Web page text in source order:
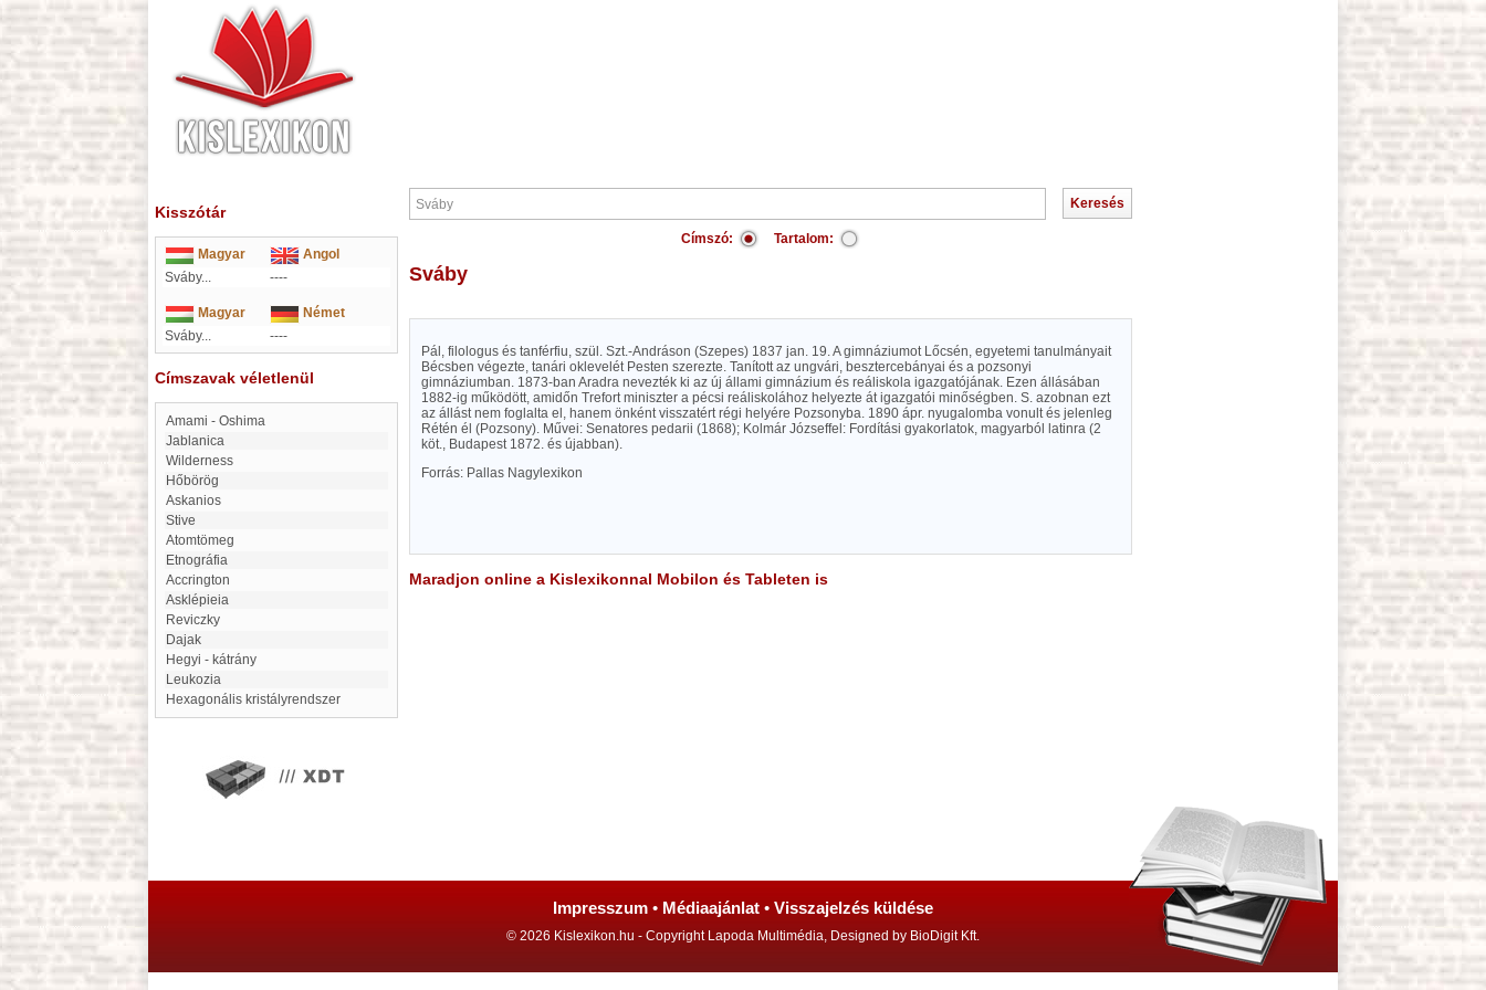
Kisszótár
Magyar
Angol
Sváby...
----
Magyar
Német
Sváby...
----
Címszavak véletlenül
Amami - Oshima
Jablanica
Wilderness
Hőbörög
Askanios
Stive
atomtömeg
etnográfia
Accrington
Asklépieia
Reviczky
Dajak
Hegyi - kátrány
Leukozia
Hexagonális kristályrendszer
Címszó: Tartalom:
Sváby
Pál, filologus és tanférfiu, szül. Szt.-Andráson (Szepes) 1837 jan. 19. A gimnáziumot Lőcsén, egyetemi tanulmányait
Bécsben végezte, tanári oklevelét Pesten szerezte. Tanított az ungvári, besztercebányai és a pozsonyi
gimnáziumban. 1873-ban Aradra nevezték ki az új állami gimnázium és reáliskola igazgatójának. Ezen állásában
1882-ig működött, amidőn Trefort miniszter a pécsi reáliskolához helyezte át igazgatói minőségben. S. azobnan ezt
az állást nem foglalta el, hanem önként visszatért régi helyére Pozsonyba. 1890 ápr. nyugalomba vonult és jelenleg
Rétén él (Pozsony). Művei: Senatores pedarii (1868); Kolmár Józseffel: Fordítási gyakorlatok, magyarból latinra (2
köt., Budapest 1872. és újabban).
Forrás: Pallas Nagylexikon
Maradjon online a Kislexikonnal Mobilon és Tableten is
Impresszum • Médiaajánlat • Visszajelzés küldése
© 2026 Kislexikon.hu - Copyright Lapoda Multimédia, Designed by BioDigit Kft.